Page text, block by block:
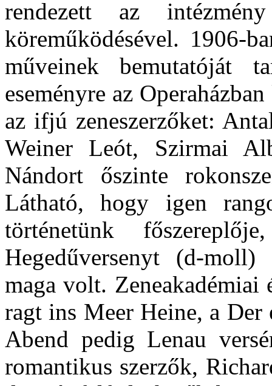
rendezett az
köreműködésével. 1906-
művei­nek bemutatóját
eseményre az
az ifjú zeneszerzőket:
Weiner Leót, Szir­mai
Nándort őszinte
Látható, hogy igen
történetünk
Hegedűversenyt (d-
maga volt.
ragt ins Meer Hei­ne, a Der
Abend pedig Lenau
romanti­kus szerzők,